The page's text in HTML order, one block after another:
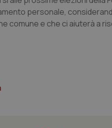
personale,
comune e che ci aiuterà a
_ga_KM60CM4NPH